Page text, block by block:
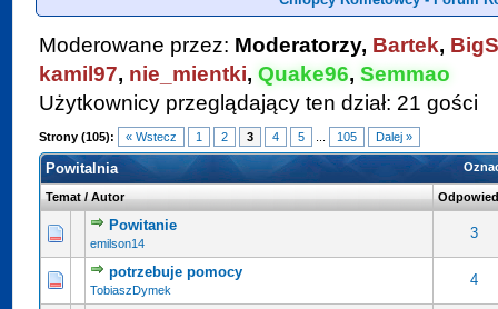
Moderowane przez: Moderatorzy, Bartek,
kamil97, nie_mientki,Quake96,Semmao
Użytkownicy przeglądający ten dział: 21 gości
Strony (105): « Wstecz 1 2 3 4 5 105 Dalej »
Powitalnia
Temat/Autor
Powitanie
emilson14
3
potrzebuje pomocy
TobiaszDymek
4